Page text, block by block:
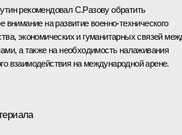
рекомендовал С.Разову обратить
внимание на развитие военно-технического
экономических и гуманитарных связей
а также на необходимость налаживания
взаимодействия на международной арене.